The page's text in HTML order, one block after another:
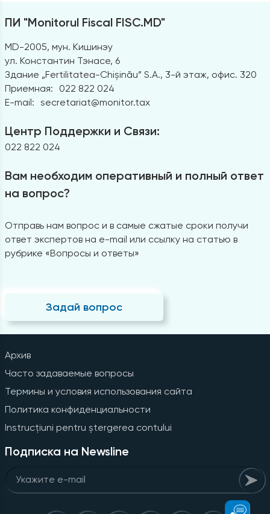
ПИ "Monitorul Fiscal FISC.MD"
MD-2005, мун. Кишинэу
ул. Константин Тэнасе, 6
Здание „Fertilitatea-Chișinău” S.A., 3-й этаж, офис. 320
Приемная:
022 822 024
E-mail: secretariat@monitor.tax
Центр Поддержки и Связи:
022 822 024
Вам необходим оперативный и полный ответ
на вопрос?
Отправь нам вопрос и в самые сжатые сроки получи
ответ экспертов на e-mail или ссылку на статью в
рубрике «Вопросы и ответы»
Задай вопрос
Архив
Часто задаваемые вопросы
Термины и условия использования сайта
Политика конфиденциальности
Instrucțiuni pentru ștergerea contului
Подписка на Newsline